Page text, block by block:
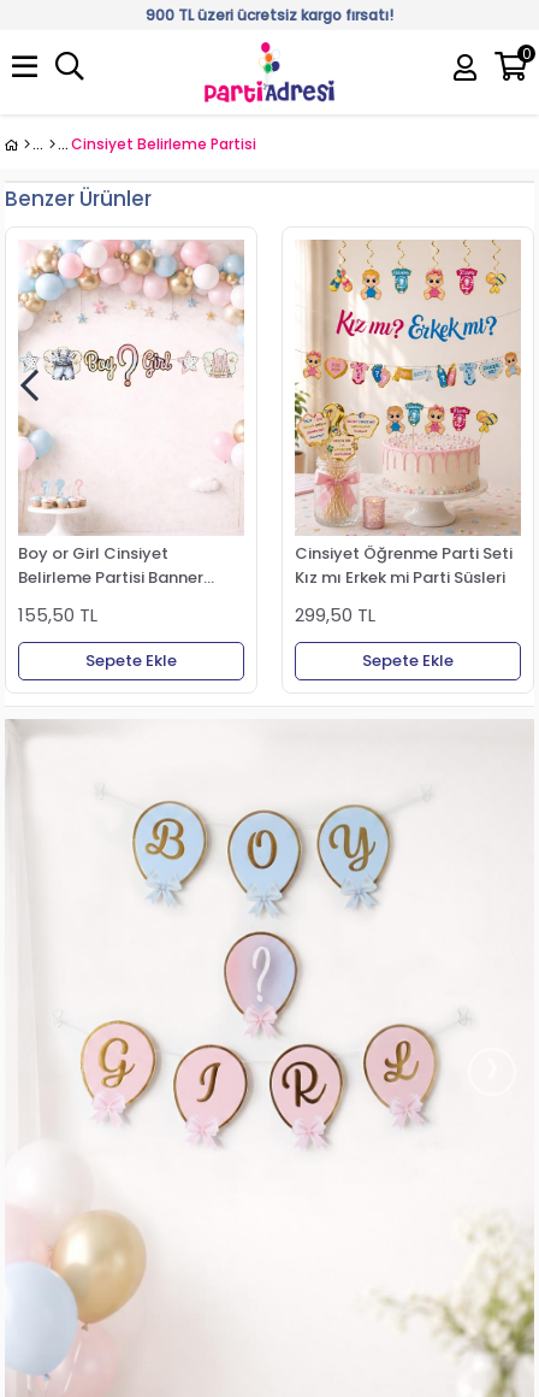
900 TL üzeri ücretsiz kargo fırsatı!
0
Üye Girişi
Cinsiyet Belirleme Partisi
Benzer Ürünler
Boy or Girl Cinsiyet
Belirleme Partisi Banner
155,50 TL
Sepete Ekle
Cinsiyet Öğrenme Parti Seti
Kız mı Erkek mi Parti Süsleri
299,50 TL
Sepete Ekle